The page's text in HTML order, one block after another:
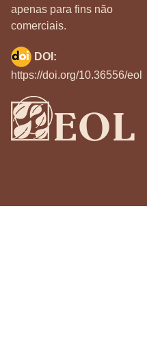
apenas para fins não
comerciais.
DOI:
https://doi.org/10.36556/eol